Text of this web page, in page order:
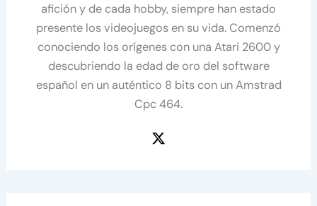
afición y de cada hobby, siempre han estado
presente los videojuegos en su vida. Comenzó
conociendo los orígenes con una Atari 2600 y
descubriendo la edad de oro del software
español en un auténtico 8 bits con un Amstrad
Cpc 464.